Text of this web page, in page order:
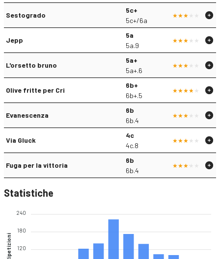
Sestogrado
5c+
5c+/6a
Jepp
5a
5a.9
L'orsetto bruno
5a+
5a+.6
Olive fritte per Cri
6b+
6b+.5
Evanescenza
6b
6b.4
Via Gluck
4c
4c.8
Fuga per la vittoria
6b
6b.4
Statistiche
240
180
120
Ripetizioni